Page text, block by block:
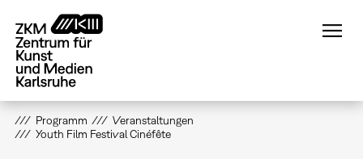
zum
Inhalt
Programm
Veranstaltungen
Youth Film Festival Cinéfête